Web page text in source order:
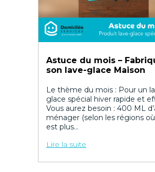
Astuce du mois –
son lave-glace Maison
Le thème du mois : Pour un
glace spécial hiver rapide et
Vous aurez besoin : 400 ML
ménager (selon les régions
est plus...
Lire la suite